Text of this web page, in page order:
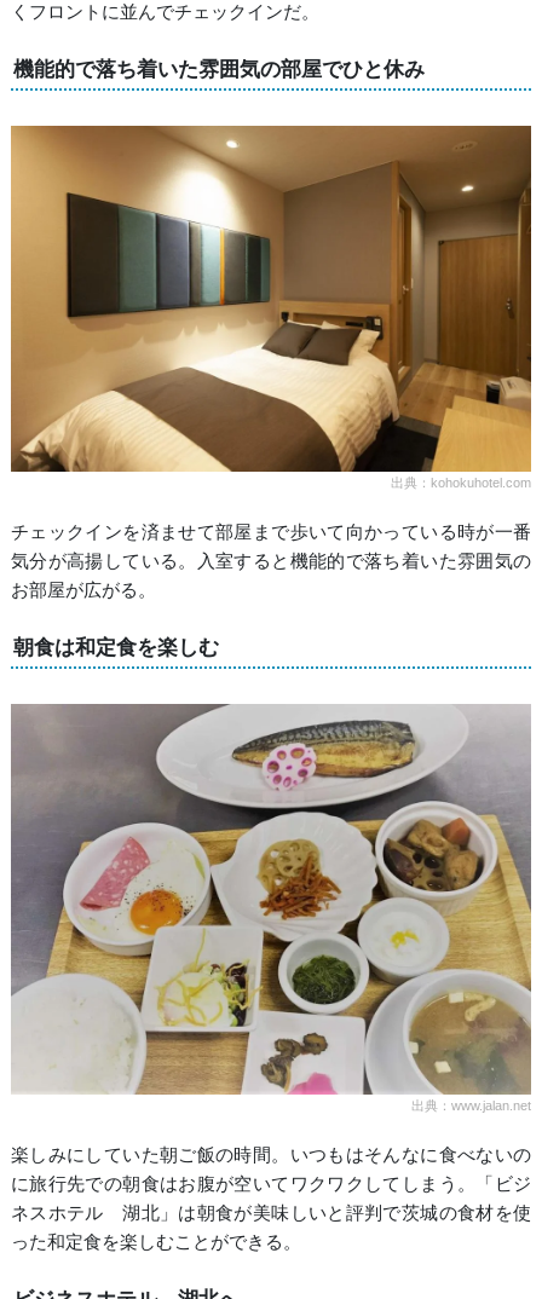
くフロントに並んでチェックインだ。
機能的で落ち着いた雰囲気の部屋でひと休み
出典：kohokuhotel.com
チェックインを済ませて部屋まで歩いて向かっている時が一番
気分が高揚している。入室すると機能的で落ち着いた雰囲気の
お部屋が広がる。
朝食は和定食を楽しむ
出典：www.jalan.net
楽しみにしていた朝ご飯の時間。いつもはそんなに食べないの
に旅行先での朝食はお腹が空いてワクワクしてしまう。「ビジ
ネスホテル 湖北」は朝食が美味しいと評判で茨城の食材を使
った和定食を楽しむことができる。